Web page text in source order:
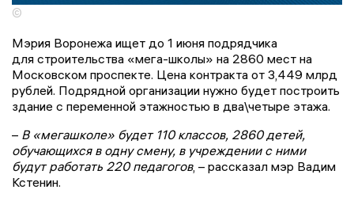
©
Мэрия Воронежа ищет до 1 июня подрядчика
для строительства «мега-школы» на 2860 мест на
Московском проспекте. Цена контракта от 3,449 млрд
рублей. Подрядной организации нужно будет построить
здание с переменной этажностью в два\четыре этажа.
– В «мегашколе» будет 110 классов, 2860 детей,
обучающихся в одну смену, в учреждении с ними
будут работать 220 педагогов, – рассказал мэр Вадим
Кстенин.